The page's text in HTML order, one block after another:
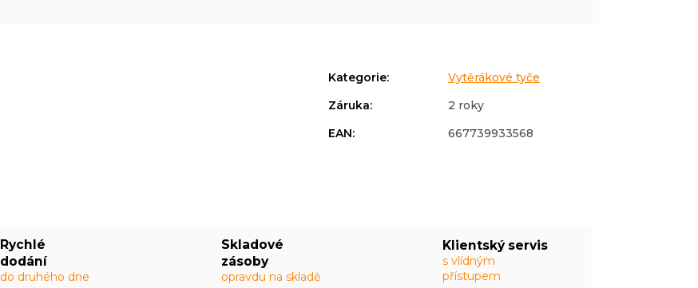
Rychlé
dodání
do druhého dne
Skladové
zásoby
opravdu na skladě
Klientský servis
s vlídným
přístupem
Kategorie:
Vytěrákové tyče
Záruka:
2 roky
EAN: 667739933568